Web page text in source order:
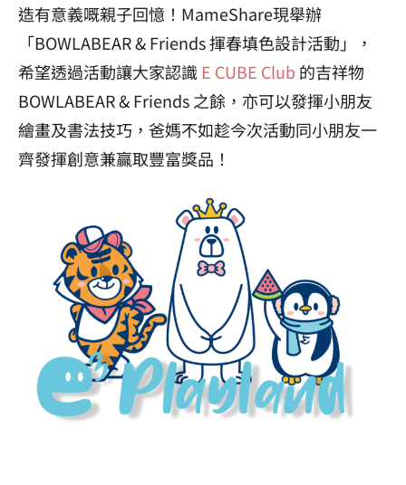
造有意義嘅親子回憶！MameShare現舉辦
「BOWLABEAR & Friends 揮春填色設計活動」，
希望透過活動讓大家認識E CUBE Club的吉祥物
BOWLABEAR & Friends 之餘，亦可以發揮小朋友
繪畫及書法技巧，爸媽不如趁今次活動同小朋友一
齊發揮創意兼贏取豐富獎品！